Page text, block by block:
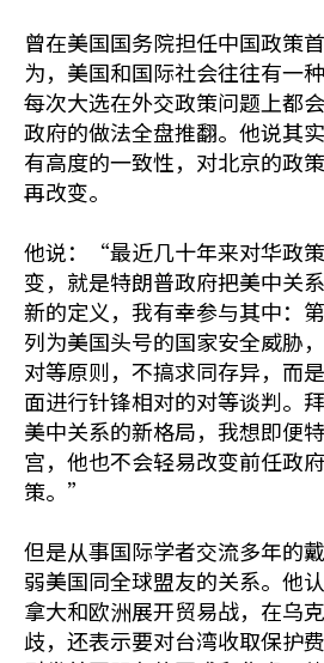
曾在美国国务院担任中国政策
为，美国和国际社会往往有一
每次大选在外交政策问题上都
政府的做法全盘推翻。他说其
有高度的一致性，对北京的政
再改变。
他说：“最近几十年来对华政
变，就是特朗普政府把美中关
新的定义，我有幸参与其中：
列为美国头号的国家安全威胁
对等原则，不搞求同存异，而
面进行针锋相对的对等谈判。
美中关系的新格局，我想即便
宫，他也不会轻易改变前任政
策。”
但是从事国际学者交流多年的
弱美国同全球盟友的关系。他
拿大和欧洲展开贸易战，在乌
歧，还表示要对台湾收取保护